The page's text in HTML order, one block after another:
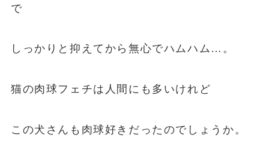
で
しっかりと抑えてから無心でハムハム…。
猫の肉球フェチは人間にも多いけれど
この犬さんも肉球好きだったのでしょうか。